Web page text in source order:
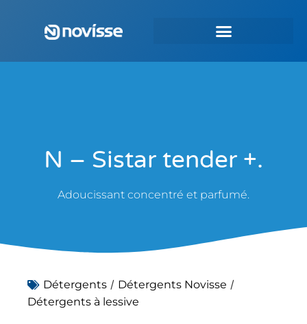
N – Sistar tender +.
Adoucissant concentré et parfumé.
Détergents / Détergents Novisse /
Détergents à lessive